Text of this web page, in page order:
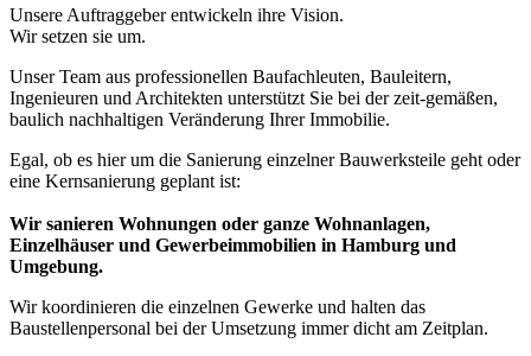
Unsere Auftraggeber entwickeln ihre Vision.
Wir setzen sie um.
Unser Team aus professionellen Baufachleuten, Bauleitern,
Ingenieuren und Architekten unterstützt Sie bei der zeit-gemäßen,
baulich nachhaltigen Veränderung Ihrer Immobilie.
Egal, ob es hier um die Sanierung einzelner Bauwerksteile geht oder
eine Kernsanierung geplant ist:
Wir sanieren Wohnungen oder ganze Wohnanlagen,
Einzelhäuser und Gewerbeimmobilien in Hamburg und
Umgebung.
Wir koordinieren die einzelnen Gewerke und halten das
Baustellenpersonal bei der Umsetzung immer dicht am Zeitplan.